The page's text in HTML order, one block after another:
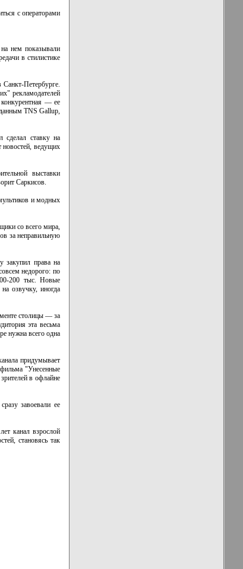
с операторами
нем показывали
в стилистике
Петербурге.
рекламодателей
— ее
TNS Gallup,
ставку на
ведущих
выставки
Саркисов.
и модных
со всего мира,
за неправильную
закупил права на
недорого: по
200 тыс. Новые
озвучку, иногда
столицы — за
эта весьма
нужна всего одна
придумывает
"Унесенные
в офлайне
завоевали ее
канал взрослой
становясь так